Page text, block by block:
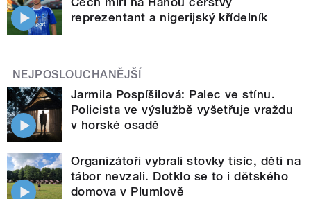
reprezentant a nigerijský křídelník
NEJPOSLOUCHANĚJŠÍ
Jarmila Pospíšilová: Palec ve stínu.
Policista ve výslužbě vyšetřuje vraždu
v horské osadě
Organizátoři vybrali stovky tisíc, děti na
tábor nevzali. Dotklo se to i dětského
domova v Plumlově